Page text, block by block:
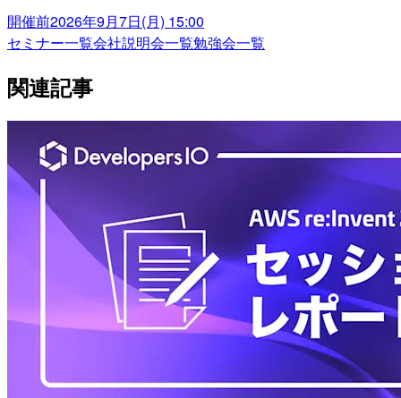
開催前2026年9月7日(月) 15:00
セミナー一覧会社説明会一覧勉強会一覧
関連記事